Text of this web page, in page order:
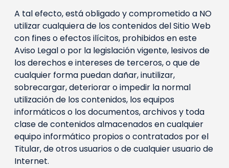
A tal efecto, está obligado y comprometido a NO
utilizar cualquiera de los contenidos del Sitio Web
con fines o efectos ilícitos, prohibidos en este
Aviso Legal o por la legislación vigente, lesivos de
los derechos e intereses de terceros, o que de
cualquier forma puedan dañar, inutilizar,
sobrecargar, deteriorar o impedir la normal
utilización de los contenidos, los equipos
informáticos o los documentos, archivos y toda
clase de contenidos almacenados en cualquier
equipo informático propios o contratados por el
Titular, de otros usuarios o de cualquier usuario de
Internet.